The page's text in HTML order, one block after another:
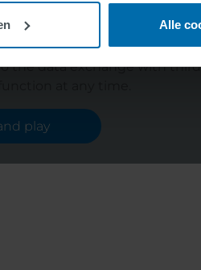
Alle
and the streaming
the data exchange with
play